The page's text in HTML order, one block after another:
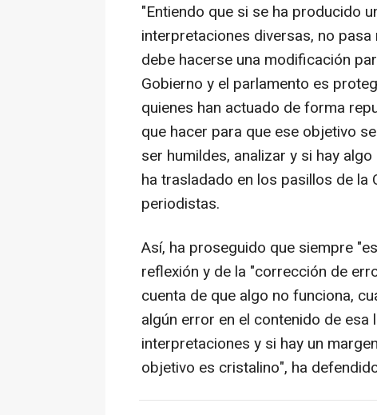
"Entiendo que si se ha producido
interpretaciones diversas, no
debe hacerse una modificación
Gobierno y el parlamento es
quienes han actuado de forma
que hacer para que ese objetivo
ser humildes, analizar y si hay
ha trasladado en los pasillos de la
periodistas.
Así, ha proseguido que siempre
reflexión y de la "corrección de
cuenta de que algo no funciona,
algún error en el contenido de esa
interpretaciones y si hay un
objetivo es cristalino", ha